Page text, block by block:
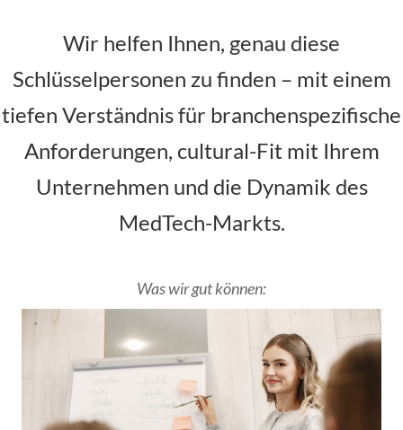
Wir helfen Ihnen, genau diese
Schlüsselpersonen zu finden – mit einem
tiefen Verständnis für branchenspezifische
Anforderungen, cultural-Fit mit Ihrem
Unternehmen und die Dynamik des
MedTech-Markts.
Was wir gut können: